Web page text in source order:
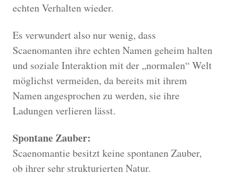
echten Verhalten wieder.
Es verwundert also nur wenig, dass
Scaenomanten ihre echten Namen geheim halten
und soziale Interaktion mit der „normalen“ Welt
möglichst vermeiden, da bereits mit ihrem
Namen angesprochen zu werden, sie ihre
Ladungen verlieren lässt.
Spontane Zauber:
Scaenomantie besitzt keine spontanen Zauber,
ob ihrer sehr strukturierten Natur.